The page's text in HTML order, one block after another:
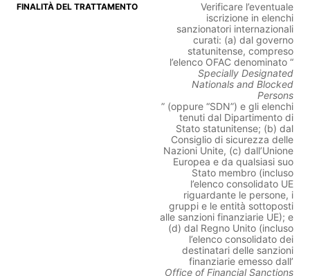
Verificare l’eventuale
iscrizione in elenchi
sanzionatori internazionali
curati: (a) dal governo
statunitense, compreso
l’elenco OFAC denominato “
Specially Designated
Nationals and Blocked
Persons
” (oppure “SDN”) e gli elenchi
tenuti dal Dipartimento di
Stato statunitense; (b) dal
Consiglio di sicurezza delle
Nazioni Unite, (c) dall’Unione
Europea e da qualsiasi suo
Stato membro (incluso
l’elenco consolidato UE
riguardante le persone, i
gruppi e le entità sottoposti
alle sanzioni finanziarie UE); e
(d) dal Regno Unito (incluso
l’elenco consolidato dei
destinatari delle sanzioni
finanziarie emesso dall’
Office of Financial Sanctions